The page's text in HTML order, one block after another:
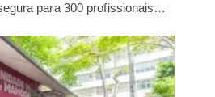
para 300 profissionais…